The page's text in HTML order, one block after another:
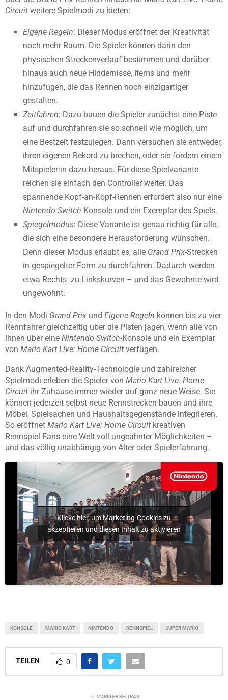
Circuit weitere Spielmodi zu bieten:
Eigene Regeln: Dieser Modus eröffnet der Kreativität
noch mehr Raum. Die Spieler können darin den
physischen Streckenverlauf bestimmen und darüber
hinaus auch neue Hindernisse, Items und mehr
hinzufügen, die das Rennen noch einzigartiger
gestalten.
Zeitfahren: Dazu bauen die Spieler zunächst eine Piste
auf und durchfahren sie so schnell wie möglich, um
eine Bestzeit festzulegen. Dann versuchen sie entweder,
ihren eigenen Rekord zu brechen, oder sie fordern eine:n
Mitspieler:in dazu heraus. Für diese Spielvariante
reichen sie einfach den Controller weiter. Das
spannende Kopf-an-Kopf-Rennen erfordert also nur eine
Nintendo Switch-Konsole und ein Exemplar des Spiels.
Spiegelmodus: Diese Variante ist genau richtig für alle,
die sich eine besondere Herausforderung wünschen.
Denn dieser Modus erlaubt es, alle Grand Prix-Strecken
in gespiegelter Form zu durchfahren. Dadurch werden
etwa Rechts- zu Linkskurven – und das Gewohnte wird
ungewohnt.
In den Modi Grand Prix und Eigene Regeln können bis zu vier
Rennfahrer gleichzeitig über die Pisten jagen, wenn alle von
ihnen über eine Nintendo Switch-Konsole und ein Exemplar
von Mario Kart Live: Home Circuit verfügen.
Dank Augmented-Reality-Technologie und zahlreicher
Spielmodi erleben die Spieler von Mario Kart Live: Home
Circuit ihr Zuhause immer wieder auf ganz neue Weise. Sie
können jederzeit selbst neue Rennstrecken bauen und ihre
Möbel, Spielsachen und Haushaltsgegenstände integrieren.
So eröffnet Mario Kart Live: Home Circuit kreativen
Rennspiel-Fans eine Welt voll ungeahnter Möglichkeiten –
und das völlig unabhängig von Alter oder Spielerfahrung.
Klicke hier, um Marketing-Cookies zu
akzeptieren und diesen Inhalt zu aktivieren
KONSOLE MARIO KART NINTENDO RENNSPIEL SUPER MARIO
TEILEN 0
VORIGER BEITRAG